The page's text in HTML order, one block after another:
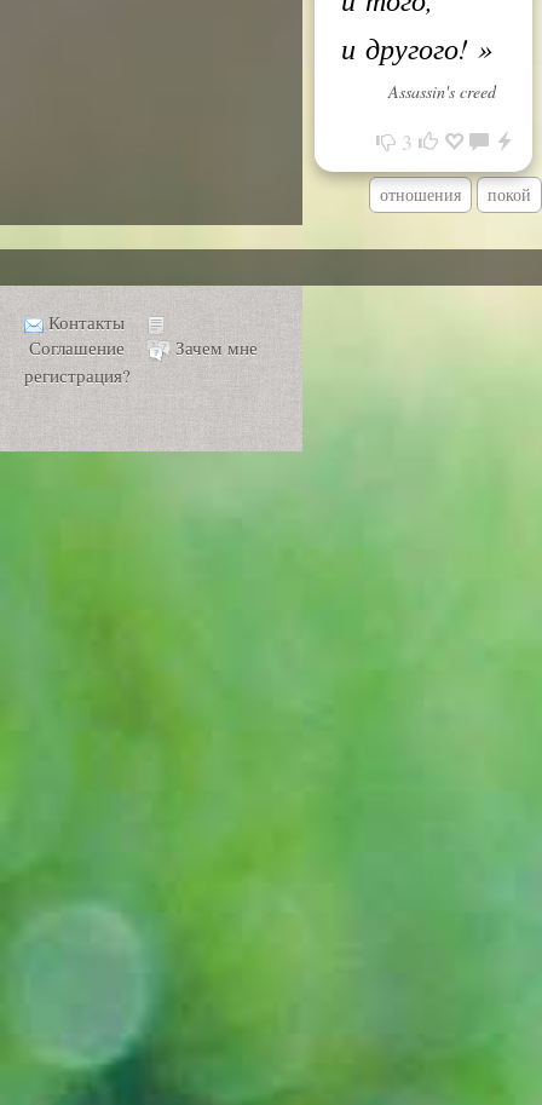
и другого! »
Assassin's creed
3
отношения покой
Контакты
Соглашение
Зачем мне
регистрация?